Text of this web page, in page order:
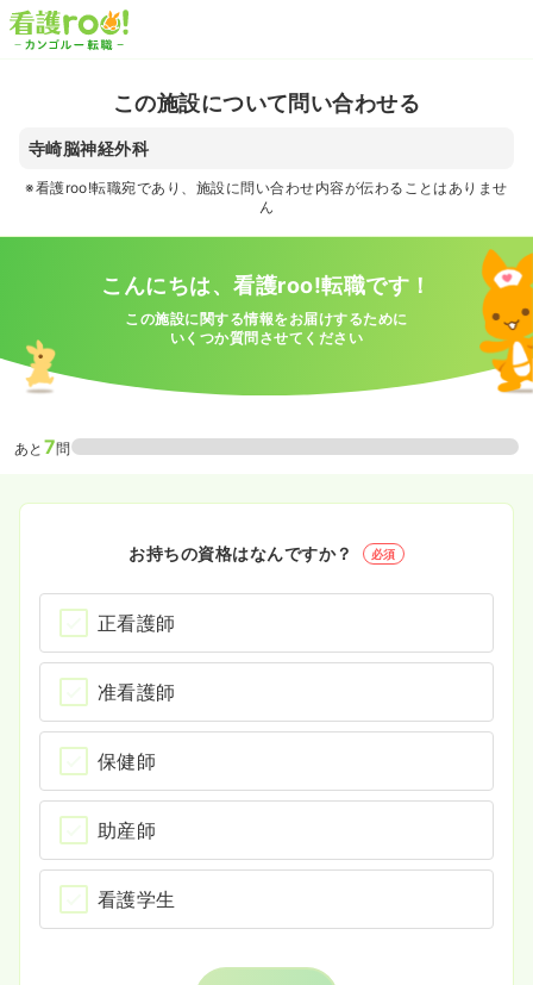
この施設について問い合わせる
寺崎脳神経外科
※看護roo!転職宛であり、施設に問い合わせ内容が伝わることはありませ
ん
こんにちは、看護roo!転職です！
この施設に関する情報をお届けするために
いくつか質問させてください
あと 7問
お持ちの資格はなんですか？ 必須
正看護師
准看護師
保健師
助産師
看護学生